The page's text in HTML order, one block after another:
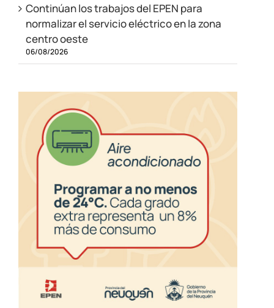
Continúan los trabajos del EPEN para
normalizar el servicio eléctrico en la zona
centro oeste
06/08/2026